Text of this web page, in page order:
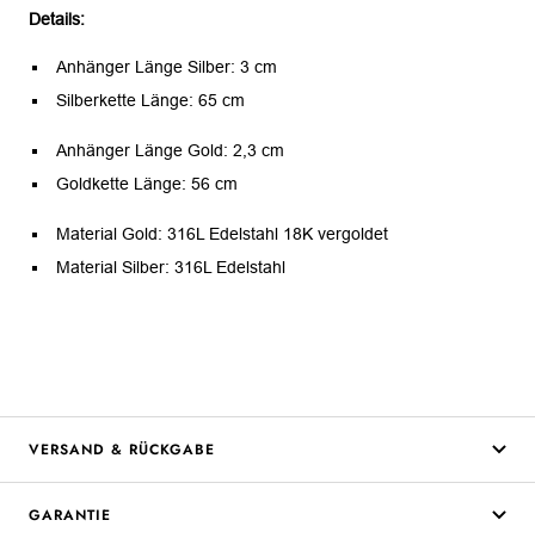
Details:
Anhänger Länge Silber: 3 cm
Silberkette Länge: 65 cm
Anhänger Länge Gold: 2,3 cm
Goldkette Länge: 56 cm
Material Gold: 316L Edelstahl 18K vergoldet
Material Silber: 316L Edelstahl
VERSAND & RÜCKGABE
GARANTIE